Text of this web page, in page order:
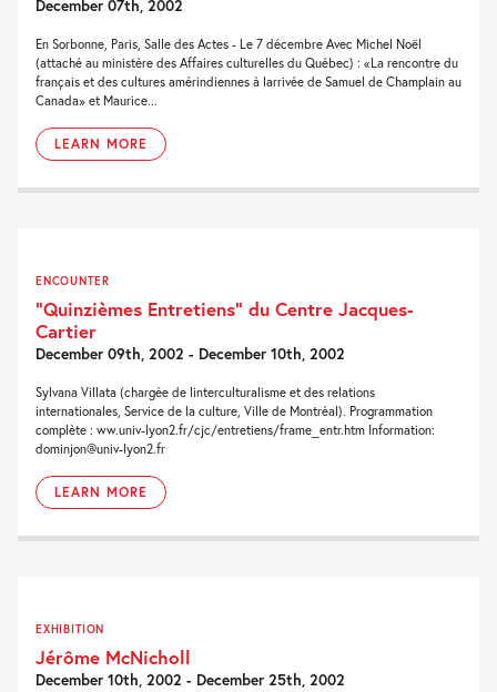
December 07th, 2002
En Sorbonne, Paris, Salle des Actes - Le 7 décembre Avec Michel Noël
(attaché au ministère des Affaires culturelles du Québec) : «La rencontre du
français et des cultures amérindiennes à larrivée de Samuel de Champlain au
Canada» et Maurice...
LEARN MORE
ENCOUNTER
“Quinzièmes Entretiens” du Centre Jacques-
Cartier
December 09th, 2002 - December 10th, 2002
Sylvana Villata (chargée de linterculturalisme et des relations
internationales, Service de la culture, Ville de Montréal). Programmation
complète : ww.univ-lyon2.fr/cjc/entretiens/frame_entr.htm Information:
dominjon@univ-lyon2.fr
LEARN MORE
EXHIBITION
Jérôme McNicholl
December 10th, 2002 - December 25th, 2002